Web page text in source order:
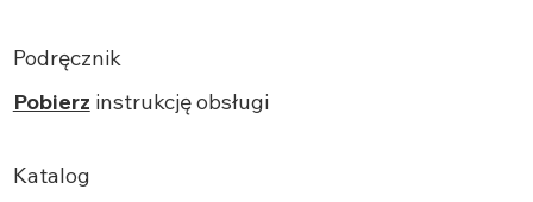
Podręcznik
Pobierz instrukcję obsługi
Katalog